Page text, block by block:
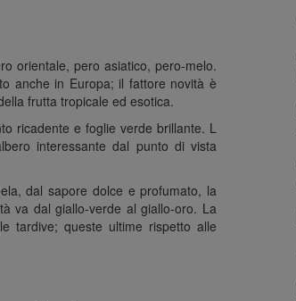
orientale, pero asiatico, pero-melo.
anche in Europa; il fattore novità è
frutta tropicale ed esotica.
ricadente e foglie verde brillante. L
interessante dal punto di vista
dal sapore dolce e profumato, la
va dal giallo-verde al giallo-oro. La
tardive; queste ultime rispetto alle